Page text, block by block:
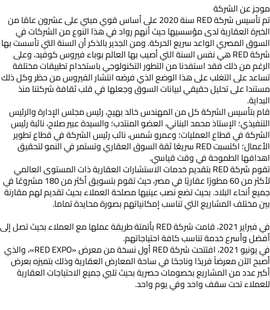
موجز عن الشركة
تم تأسيس شركةRED سنة 2020 على أساس قوي مبني على عشرون عامًا من
الخبرة العقارية لدى مؤسسيها حيث أنهم رواد في هذا النوع من الشركات في
السوق المصري الواعد سريع الحركة. ومن الجدير بالذكر أن السنة التي تأسست بها
شركةREDهي نفس السنة التي أصيب بها العالم بوباء فيروس كوفيد، وعلى
الرغم من ذلك فقد استفدنا من التطور التكنولوجي باستخدام تطبيقات مختلفة
تساعد على التغلب على هذا الوضع الذي فرضه انتشار الفيروس من حظر وكل ذلك
مستندا على تحليل حقيقي لبيانات السوق وجعلها في قلب ثقافة شركتنا منذ
البداية.
قام بتأسيس الشركة كل من المهندس خالد بهيج، رئيس مجلس الإدارة والرئيس
التنفيذي؛ الإستاذ محمدالبناني، العضو المنتدب؛ والسيدة عبير صلاح، نائبة رئيس
الشركة في قطاع العمليات؛ وعمرو شمس، نائب رئيس الشركة في قطاع تطوير
الأعمال؛ اكتسبتREDسريعًا ثقة السوق العقاري وتستمر في النمو لتحقيق
اهدافها الطموحة في وقت قياسي.
تقوم شركةREDبتقديم خدمات الاستشارات العقارية ذات المستوى العالمي
لأكثر من 60 مطورًا عقاريًا في مصر، حيث تقوم بتسويق أكثر من 180 مشروعًا في
جميع أنحاء البلاد. بحيث تضع نصب عينيها مصلحة العملاء بحيث تقديم لهم مقارنة
بين مختلف المشاريع التي تناسب إمكانياتهم بصورة محايدة تماما.
في فبراير 2021، قامت شركة
REDبأتمتة طريقة عملها مع العملاء بحيث تصل إلى
أفضل وأسرع خدمة تناسب كافة احتياجاتهم.
في يونيو 2021، افتتحت شركة REDأول نسخة من معرض «RED EXPO»، والذي
أصبح الآن معرضاً فريدًا وناجحًا في ساحة المعارض العقارية وذلك بتميزه بعرض
أكبر عدد من المشاريع بخصومات حصرية بحيث تلبي جميع الاحتياجات العقارية
للعملاء تحت سقف واحد وفي يوم واحد.